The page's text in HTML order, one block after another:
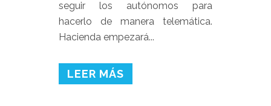
seguir los autónomos para
hacerlo de manera telemática.
Hacienda empezará...
LEER MÁS